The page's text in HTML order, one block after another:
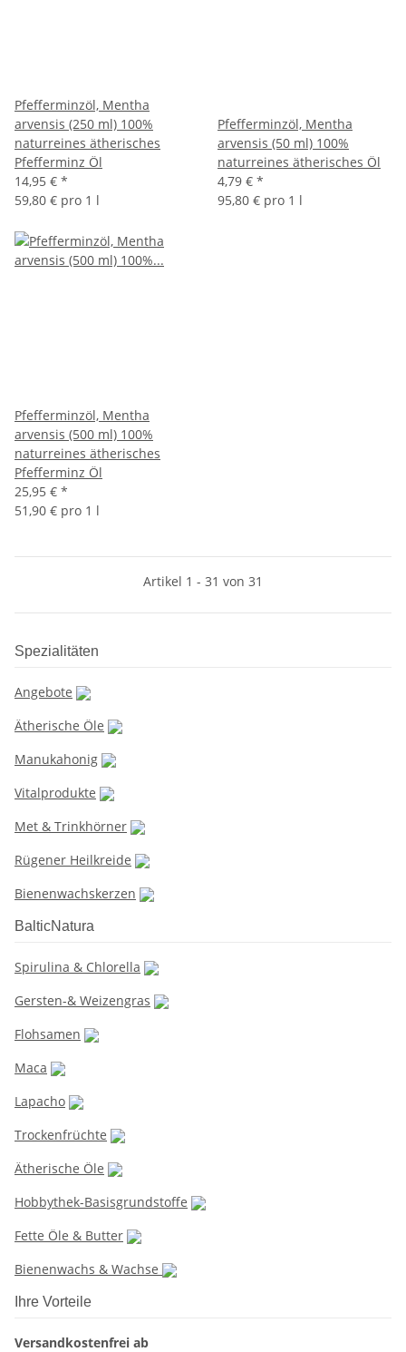
Pfefferminzöl, Mentha
arvensis (250 ml) 100%
naturreines ätherisches
Pfefferminz Öl
14,95 € *
59,80 € pro 1 l
Pfefferminzöl, Mentha
arvensis (50 ml) 100%
naturreines ätherisches Öl
4,79 € *
95,80 € pro 1 l
Pfefferminzöl, Mentha
arvensis (500 ml) 100%
naturreines ätherisches
Pfefferminz Öl
25,95 € *
51,90 € pro 1 l
Artikel 1 - 31 von 31
Spezialitäten
Angebote
Ätherische Öle
Manukahonig
Vitalprodukte
Met & Trinkhörner
Rügener Heilkreide
Bienenwachskerzen
BalticNatura
Spirulina & Chlorella
Gersten-& Weizengras
Flohsamen
Maca
Lapacho
Trockenfrüchte
Ätherische Öle
Hobbythek-Basisgrundstoffe
Fette Öle & Butter
Bienenwachs & Wachse
Ihre Vorteile
Versandkostenfrei ab